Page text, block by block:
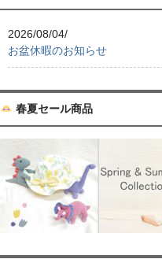
2026/08/04/
お盆休暇のお知らせ
春夏セール商品